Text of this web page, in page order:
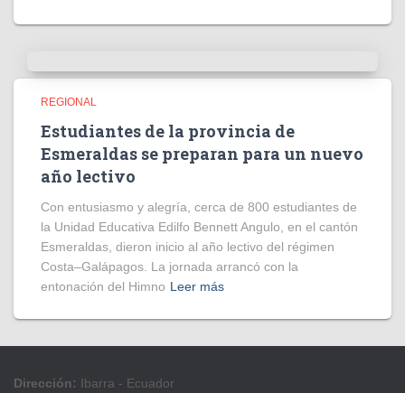
REGIONAL
Estudiantes de la provincia de
Esmeraldas se preparan para un nuevo
año lectivo
Con entusiasmo y alegría, cerca de 800 estudiantes de
la Unidad Educativa Edilfo Bennett Angulo, en el cantón
Esmeraldas, dieron inicio al año lectivo del régimen
Costa–Galápagos. La jornada arrancó con la
entonación del Himno Leer más
Dirección: Ibarra - Ecuador